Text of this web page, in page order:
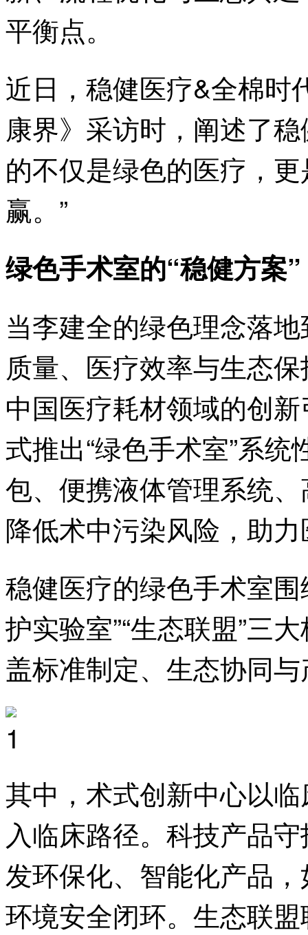
平衡点。
近日，稳健医疗&全棉时
康界》采访时，阐述了
的不仅是绿色的医疗，
赢。”
绿色手术室的“稳健方案”
当李建全的绿色理念落
质量、医疗效率与生态
中国医疗耗材领域的创
式推出“绿色手术室”系
包、便携液体管理系统
降低术中污染风险，助
稳健医疗的绿色手术室围
护实验室”“生态联盟”三
盖标准制定、生态协同
其中，术式创新中心以
入临床路径。科技产品
发环保化、智能化产品
环境安全闭环。生态联